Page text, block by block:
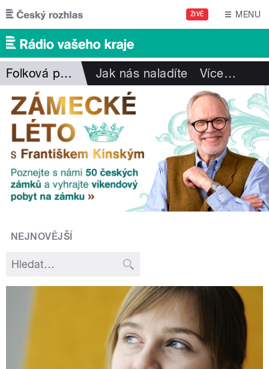
Přejít k hlavnímu obsahu
ŽIVĚ MENU
Folková pohlazení Jak nás naladíte Více…
NEJNOVĚJŠÍ